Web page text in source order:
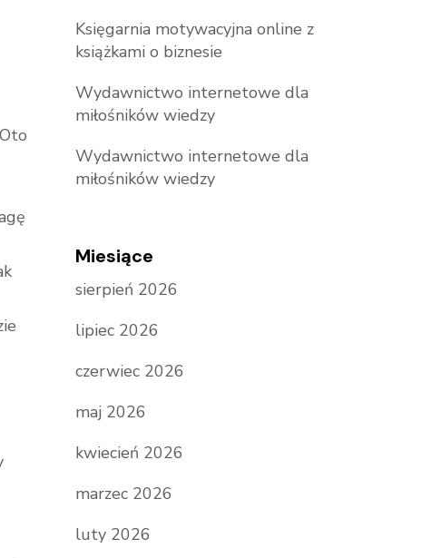
Księgarnia motywacyjna online z
książkami o biznesie
Wydawnictwo internetowe dla
miłośników wiedzy
Wydawnictwo internetowe dla
miłośników wiedzy
Miesiące
sierpień 2026
lipiec 2026
czerwiec 2026
maj 2026
kwiecień 2026
marzec 2026
luty 2026